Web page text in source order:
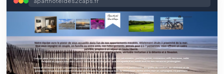
Traceurs des courriels HORS SITE WEB
Les e-mails peuvent contenir un pixel d'ouverture et des liens
traçants (Art. 82 loi Informatique et Libertés ; recommandation CNIL
pixels 2026 / FAQ juillet 2026).Ce suivi n'est pas géré par ce
bandeau cookies(cadre distinct du site web). Pour vous y
opposer : utilisez lelien dédié en pied de chaque courriel(« Pour
vous opposer à ce suivi ») — sans vous désinscrire des envois — ou
écrivez àcontact@logicielreferencement.com. Détail :Politique de